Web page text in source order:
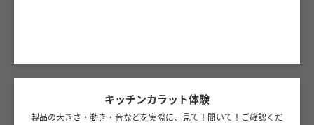
キッチンカラット体験
製品の大きさ・動き・音などを実際に、見て！聞いて！ご確認くだ